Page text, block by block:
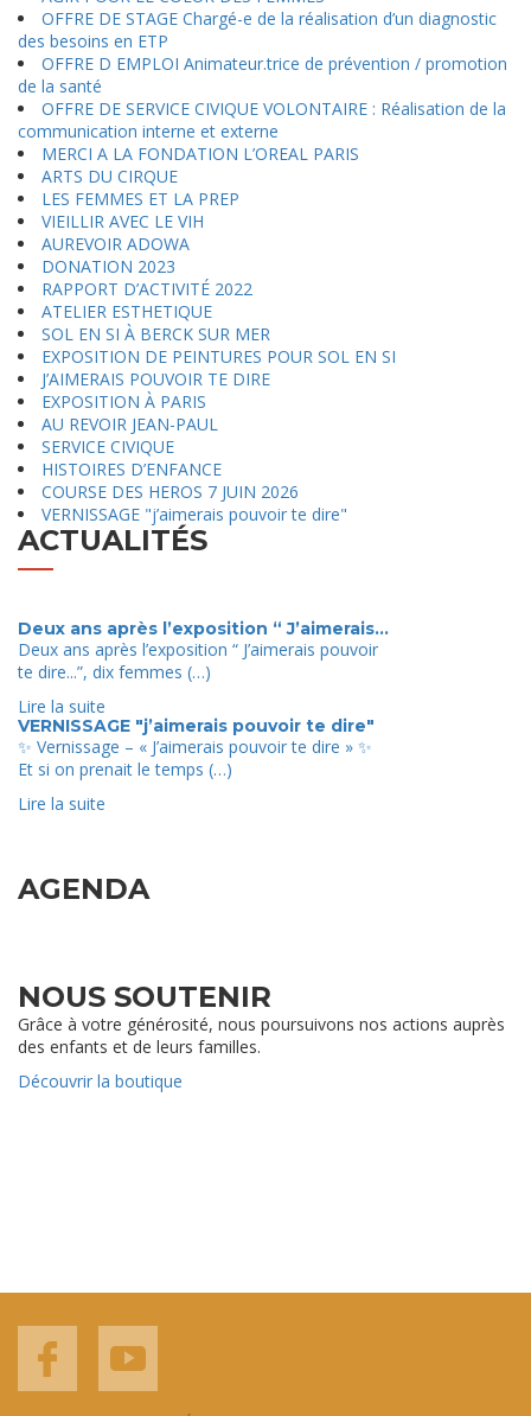
OFFRE DE STAGE Chargé-e de la réalisation d’un diagnostic
des besoins en ETP
OFFRE D EMPLOI Animateur.trice de prévention / promotion
de la santé
OFFRE DE SERVICE CIVIQUE VOLONTAIRE : Réalisation de la
communication interne et externe
MERCI A LA FONDATION L’OREAL PARIS
ARTS DU CIRQUE
LES FEMMES ET LA PREP
VIEILLIR AVEC LE VIH
AUREVOIR ADOWA
DONATION 2023
RAPPORT D’ACTIVITÉ 2022
ATELIER ESTHETIQUE
SOL EN SI À BERCK SUR MER
EXPOSITION DE PEINTURES POUR SOL EN SI
J’AIMERAIS POUVOIR TE DIRE
EXPOSITION À PARIS
AU REVOIR JEAN-PAUL
SERVICE CIVIQUE
HISTOIRES D’ENFANCE
COURSE DES HEROS 7 JUIN 2026
VERNISSAGE "j’aimerais pouvoir te dire"
ACTUALITÉS
Deux ans après l’exposition “ J’aimerais...
Deux ans après l’exposition “ J’aimerais pouvoir
te dire...”, dix femmes (…)
Lire la suite
VERNISSAGE "j’aimerais pouvoir te dire"
✨ Vernissage – « J’aimerais pouvoir te dire » ✨
Et si on prenait le temps (…)
Lire la suite
AGENDA
NOUS SOUTENIR
Grâce à votre générosité, nous poursuivons nos actions auprès
des enfants et de leurs familles.
Découvrir la boutique